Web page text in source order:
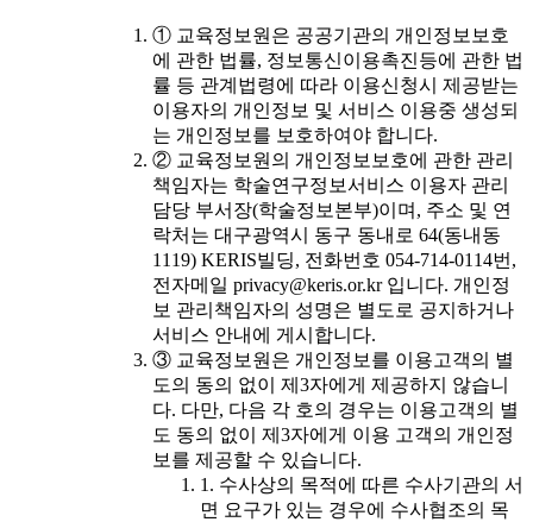
① 교육정보원은 공공기관의 개인정보보호
에 관한 법률, 정보통신이용촉진등에 관한 법
률 등 관계법령에 따라 이용신청시 제공받는
이용자의 개인정보 및 서비스 이용중 생성되
는 개인정보를 보호하여야 합니다.
② 교육정보원의 개인정보보호에 관한 관리
책임자는 학술연구정보서비스 이용자 관리
담당 부서장(학술정보본부)이며, 주소 및 연
락처는 대구광역시 동구 동내로 64(동내동
1119) KERIS빌딩, 전화번호 054-714-0114번,
전자메일 privacy@keris.or.kr 입니다. 개인정
보 관리책임자의 성명은 별도로 공지하거나
서비스 안내에 게시합니다.
③ 교육정보원은 개인정보를 이용고객의 별
도의 동의 없이 제3자에게 제공하지 않습니
다. 다만, 다음 각 호의 경우는 이용고객의 별
도 동의 없이 제3자에게 이용 고객의 개인정
보를 제공할 수 있습니다.
1. 수사상의 목적에 따른 수사기관의 서
면 요구가 있는 경우에 수사협조의 목